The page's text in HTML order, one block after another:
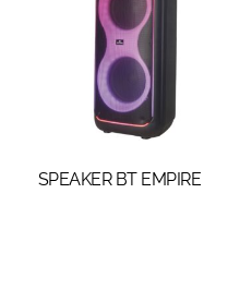
SPEAKER BT EMPIRE